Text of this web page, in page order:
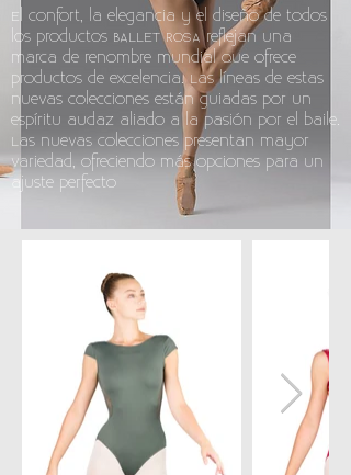
El confort, la elegancia y el diseño de todos
los productos BALLET ROSA reflejan una
marca de renombre mundial Que ofrece
productos de excelencia. Las líneas de estas
nuevas colecciones están guiadas por un
espíritu audaz aliado a la pasión por el baile.
Las nuevas colecciones presentan mayor
variedad, ofreciendo más opciones para un
ajuste perfecto